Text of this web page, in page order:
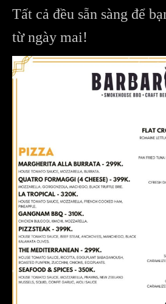
Tất cả đều sẵn sàng để
từ ngày mai!